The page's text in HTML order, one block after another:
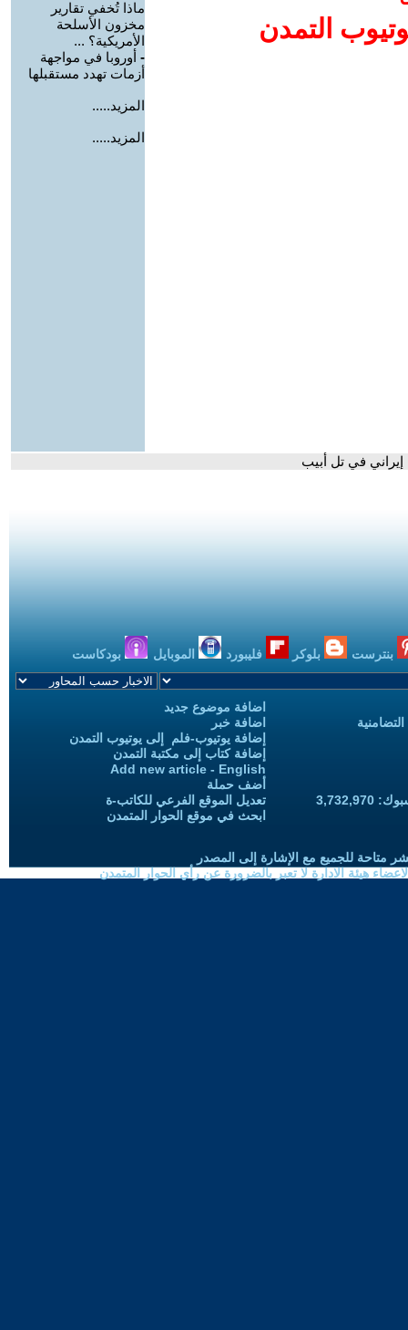
التمدن
ماذا تُخفي تقارير
مخزون الأسلحة
الأمريكية؟ ...
- أوروبا في مواجهة
أزمات تهدد مستقبلها
المزيد.....
المزيد.....
في تل أبيب
بنترست بلوكر فليبورد الموبايل بودكاست
اضافة موضوع جديد
اضافة خبر
إضافة يوتيوب-فلم إلى يوتيوب التمدن
إضافة كتاب إلى مكتبة التمدن
Add new article - English
أضف حملة
تعديل الموقع الفرعي للكاتب-ة
ابحث في موقع الحوار المتمدن
متاحة للجميع مع الإشارة إلى المصدر
هيئة الادارة لا تعبر بالضرورة عن رأي الحوار المتمدن